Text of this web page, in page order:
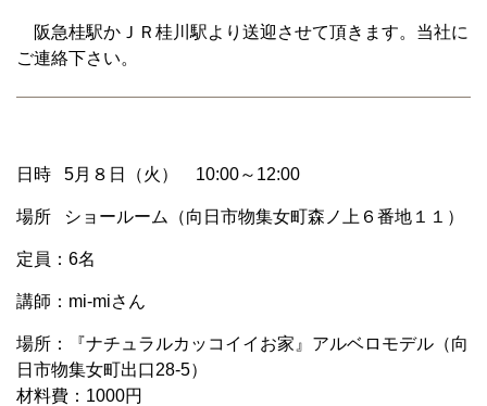
阪急桂駅かＪＲ桂川駅より送迎させて頂きます。当社に
ご連絡下さい。
日時 5月８日（火） 10:00～12:00
場所 ショールーム（向日市物集女町森ノ上６番地１１）
定員：6名
講師：mi-miさん
場所：『ナチュラルカッコイイお家』アルベロモデル（向
日市物集女町出口28-5）
材料費：1000円